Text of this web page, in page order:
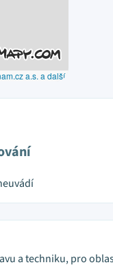
a.s. a další
a techniku, pro